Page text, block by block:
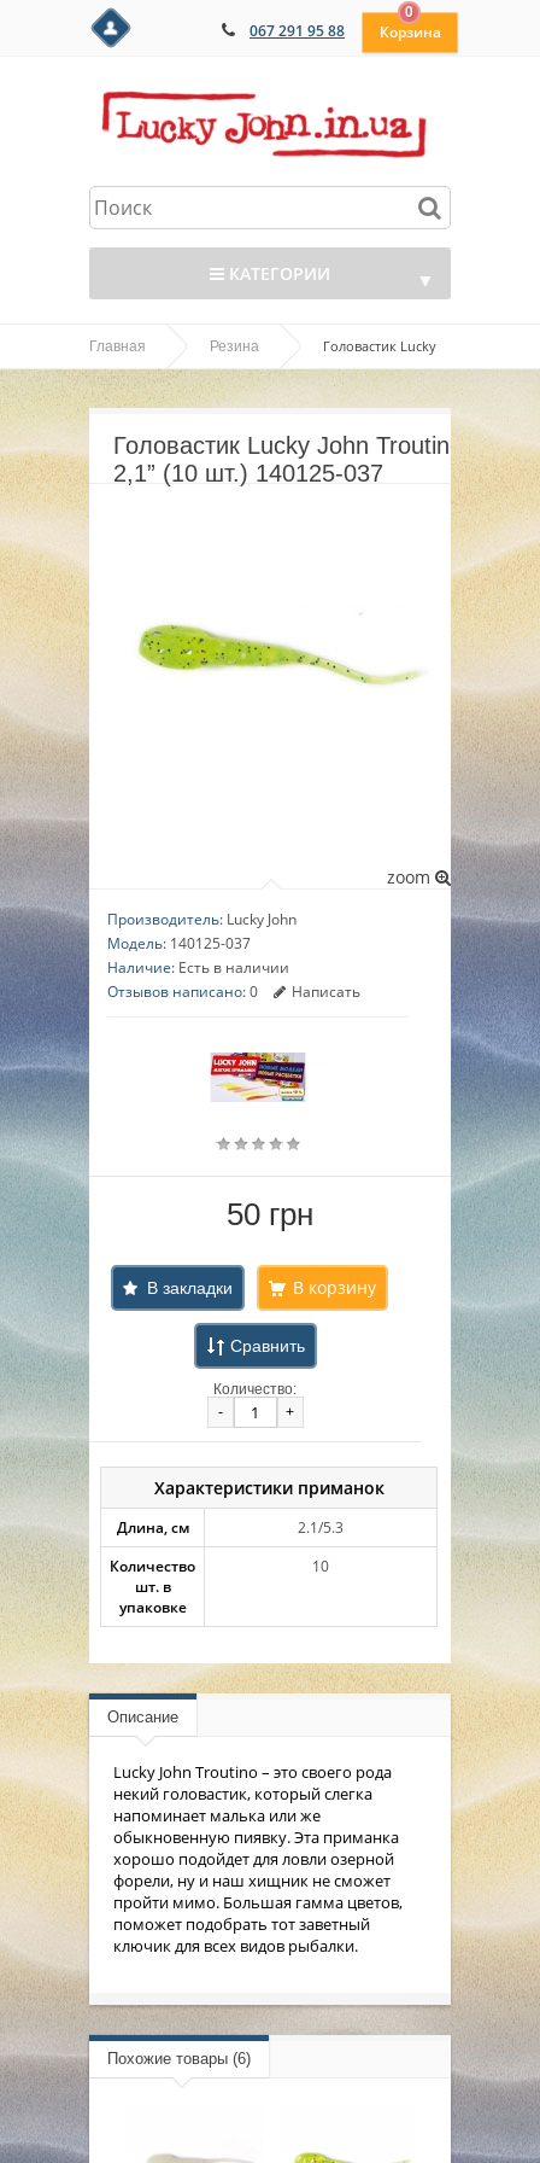
067 291 95 88
0
КАТЕГОРИИ ▼
▼
Главная Резина Головастик Lucky
John Troutino 2,1” (10 шт.) 140125-037
Головастик Lucky John Troutino
2,1” (10 шт.) 140125-037
zoom
Производитель: Lucky John
Модель: 140125-037
Наличие: Есть в наличии
Отзывов написано:0 Написать
50 грн
В закладки
Сравнить
Количество:
-
+
Характеристики приманок
Длина, см
2.1/5.3
Количество
шт. в
упаковке
10
Описание
Lucky John Troutino – это своего рода
некий головастик, который слегка
напоминает малька или же
обыкновенную пиявку. Эта приманка
хорошо подойдет для ловли озерной
форели, ну и наш хищник не сможет
пройти мимо. Большая гамма цветов,
поможет подобрать тот заветный
ключик для всех видов рыбалки.
Похожие товары (6)